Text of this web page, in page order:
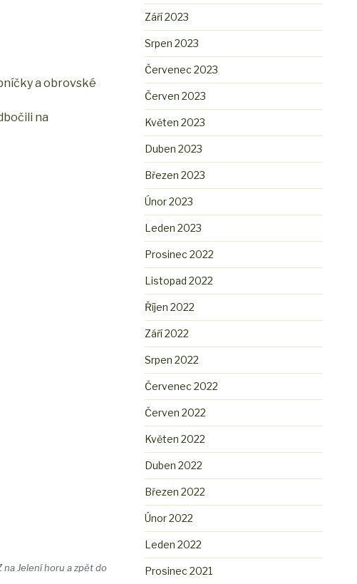
a obrovské
na
na Jelení horu a zpět do
Září 2023
Srpen 2023
Červenec 2023
Červen 2023
Květen 2023
Duben 2023
Březen 2023
Únor 2023
Leden 2023
Prosinec 2022
Listopad 2022
Říjen 2022
Září 2022
Srpen 2022
Červenec 2022
Červen 2022
Květen 2022
Duben 2022
Březen 2022
Únor 2022
Leden 2022
Prosinec 2021